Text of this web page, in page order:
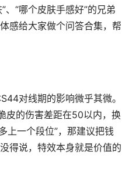
“哪个皮肤手感好”的兄弟
感给大家做个问答合集，帮
对线期的影响微乎其微。
皮的伤害差距在50以内，换
上一个段位”，那建议把钱
得说，特效本身就是价值的